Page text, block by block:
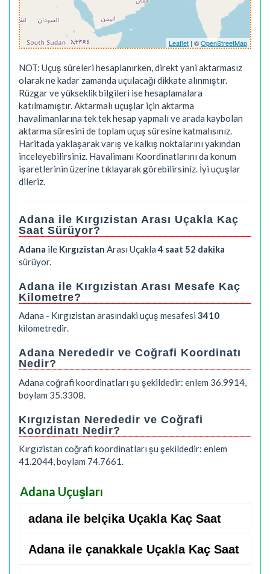
Leaflet | ©OpenStreetMap
NOT: Uçuş süreleri hesaplanırken, direkt yani aktarmasız
olarak ne kadar zamanda uçulacağı dikkate alınmıştır.
Rüzgar ve yükseklik bilgileri ise hesaplamalara
katılmamıştır. Aktarmalı uçuşlar için aktarma
havalimanlarına tek tek hesap yapmalı ve arada kaybolan
aktarma süresini de toplam uçuş süresine katmalısınız.
Haritada yaklaşarak varış ve kalkış noktalarını yakından
inceleyebilirsiniz. Havalimanı Koordinatlarını da konum
işaretlerinin üzerine tıklayarak görebilirsiniz. İyi uçuşlar
dileriz.
Adana ile Kırgızistan Arası Uçakla Kaç
Saat Sürüyor?
Adana ile Kırgızistan Arası Uçakla4 saat 52 dakika
sürüyor.
Adana ile Kırgızistan Arası Mesafe Kaç
Kilometre?
Adana - Kırgızistan arasındaki uçuş mesafesi 3410
kilometredir.
Adana Nerededir ve Coğrafi Koordinatı
Nedir?
Adana coğrafi koordinatları şu şekildedir: enlem 36.9914,
boylam 35.3308.
Kırgızistan Nerededir ve Coğrafi
Koordinatı Nedir?
Kırgızistan coğrafi koordinatları şu şekildedir: enlem
41.2044, boylam 74.7661.
Adana Uçuşları
adana ile belçika Uçakla Kaç Saat
Adana ile çanakkale Uçakla Kaç Saat